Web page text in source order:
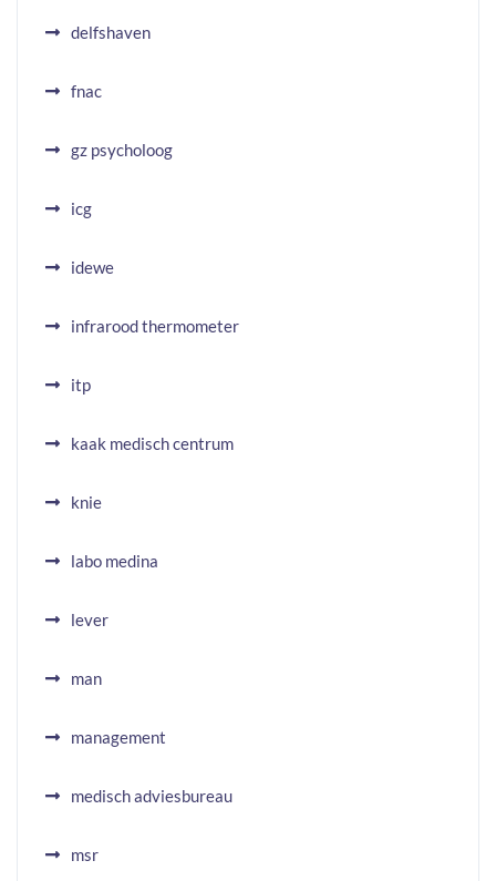
delfshaven
fnac
gz psycholoog
icg
idewe
infrarood thermometer
itp
kaak medisch centrum
knie
labo medina
lever
man
management
medisch adviesbureau
msr